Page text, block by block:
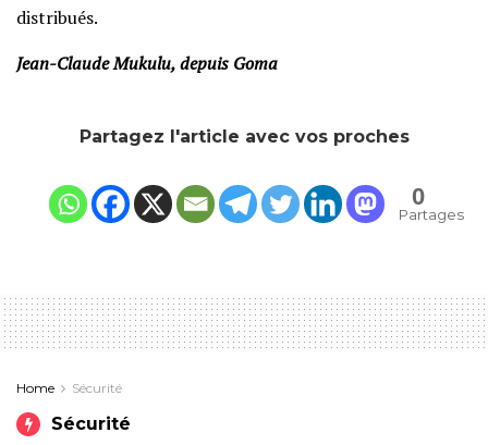
distribués.
Jean-Claude Mukulu, depuis Goma
Partagez l'article avec vos proches
0
Partages
Home Sécurité
Sécurité